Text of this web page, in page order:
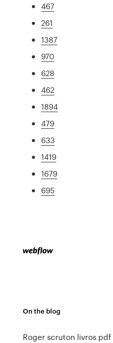
467
261
1387
970
628
462
1894
479
633
1419
1679
695
On the blog
Roger scruton livros pdf